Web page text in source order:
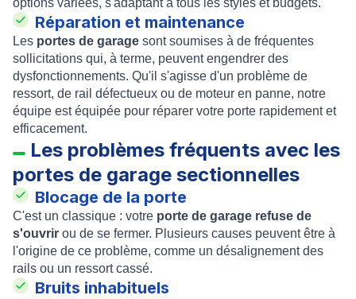
options variées, s'adaptant à tous les styles et budgets.
Réparation et maintenance
Les portes de garage sont soumises à de fréquentes
sollicitations qui, à terme, peuvent engendrer des
dysfonctionnements. Qu'il s'agisse d'un problème de
ressort, de rail défectueux ou de moteur en panne, notre
équipe est équipée pour réparer votre porte rapidement et
efficacement.
Les problèmes fréquents avec les
portes de garage sectionnelles
Blocage de la porte
C'est un classique : votre porte de garage refuse de
s'ouvrir ou de se fermer. Plusieurs causes peuvent être à
l'origine de ce problème, comme un désalignement des
rails ou un ressort cassé.
Bruits inhabituels